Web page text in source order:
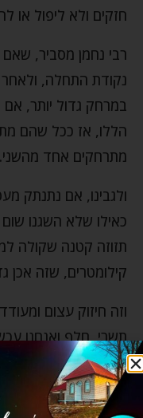
חזקים ולא ליפול או
רבי נחמן מסביר,
נקודת התחלה, ולאחר
במרחק גדול יותר, אם
הללו, אז ככל שהם
מתרחקים אחד מהשני.
ולגבינו, אם נתנתק
כאילו שלא השגנו
תזוזה קטנה שקולה
קילומטרים, שזה אכן
וזה חיזוק עצום
תשרי, חלף ואנחנו
מתחיל להחשיך
בבתים שלהם. זה
כל האור הנפלא של